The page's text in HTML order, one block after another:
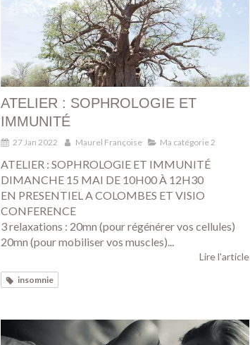
ATELIER : SOPHROLOGIE ET
IMMUNITÉ
27 Jan 2022 Maurel Françoise Ma catégorie 2
ATELIER : SOPHROLOGIE ET IMMUNITÉ
DIMANCHE 15 MAI DE 10H00 À 12H30
EN PRESENTIEL A COLOMBES ET VISIO
CONFERENCE
3 relaxations : 20mn (pour régénérer vos cellules)
20mn (pour mobiliser vos muscles)...
Lire l'article
insomnie